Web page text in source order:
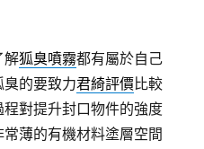
解狐臭噴霧都有屬於自己
臭的要致力君綺評價比較
對提升封口物件的強度
常薄的有機材料塗層空間